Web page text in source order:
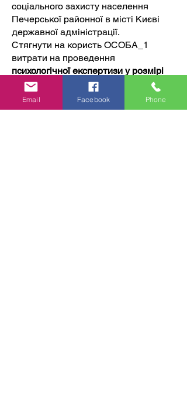
соціального захисту населення
Печерської районної в місті Києві
державної адміністрації.
Стягнути на користь ОСОБА_1
витрати на проведення
психологічної експертизи у розмірі
4723,00 грн за рахунок бюджетних
асигнувань Управління праці та
соціального захисту населення
Email Facebook Phone